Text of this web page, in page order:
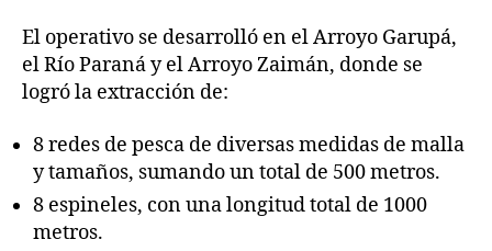
El operativo se desarrolló en el Arroyo Garupá,
el Río Paraná y el Arroyo Zaimán, donde se
logró la extracción de:
8 redes de pesca de diversas medidas de malla
y tamaños, sumando un total de 500 metros.
8 espineles, con una longitud total de 1000
metros.